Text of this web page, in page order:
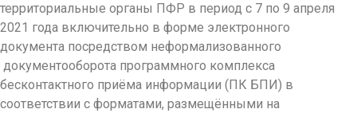
территориальные органы ПФР в период с 7 по 9 апреля
2021 года включительно в форме электронного
документа посредством неформализованного
документооборота программного комплекса
бесконтактного приёма информации (ПК БПИ) в
соответствии с форматами, размещёнными на